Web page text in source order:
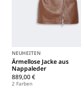
NEUHEITEN
Ärmellose Jacke aus
Nappaleder
889,00 €
2 Farben